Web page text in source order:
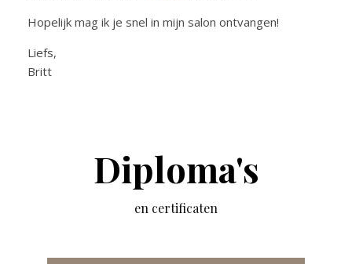
Hopelijk mag ik je snel in mijn salon ontvangen!
Liefs,
Britt
Diploma's
en certificaten